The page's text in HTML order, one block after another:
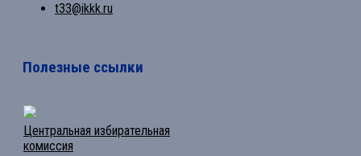
t33@ikkk.ru
Полезные ссылки
Центральная избирательная
комиссия